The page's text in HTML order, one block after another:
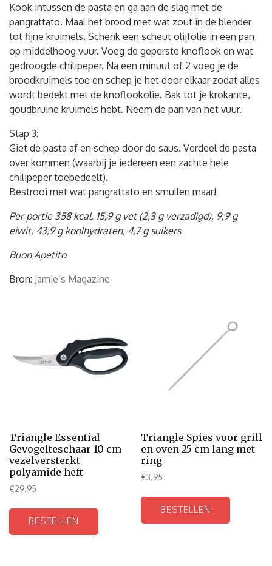
Kook intussen de pasta en ga aan de slag met de
pangrattato. Maal het brood met wat zout in de blender
tot fijne kruimels. Schenk een scheut olijfolie in een pan
op middelhoog vuur. Voeg de geperste knoflook en wat
gedroogde chilipeper. Na een minuut of 2 voeg je de
broodkruimels toe en schep je het door elkaar zodat alles
wordt bedekt met de knoflookolie. Bak tot je krokante,
goudbruine kruimels hebt. Neem de pan van het vuur.
Stap 3:
Giet de pasta af en schep door de saus. Verdeel de pasta
over kommen (waarbij je iedereen een zachte hele
chilipeper toebedeelt).
Bestrooi met wat pangrattato en smullen maar!
Per portie 358 kcal, 15,9 g vet (2,3 g verzadigd), 9,9 g
eiwit, 43,9 g koolhydraten, 4,7 g suikers
Buon Apetito
Bron: Jamie’s Magazine
Triangle Essential
Gevogelteschaar 10 cm
vezelversterkt
polyamide heft
€29.95
BESTELLEN
Triangle Spies voor grill
en oven 25 cm lang met
ring
€3.95
BESTELLEN